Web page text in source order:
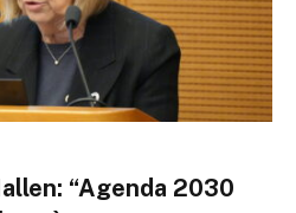
“Agenda 2030